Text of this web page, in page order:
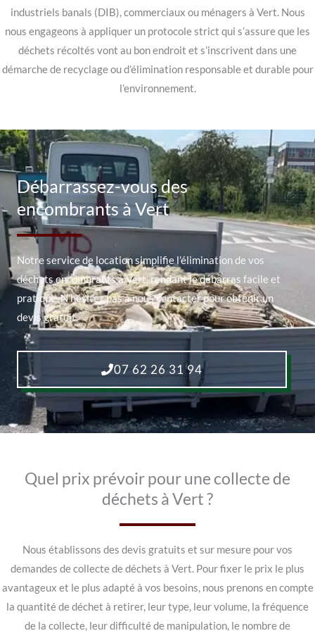
industriels banals (DIB), commerciaux ou ménagers à Vert. Nous
nous engageons à appliquer un protocole strict qui s’assure que les
déchets récoltés vont au bon endroit et s’inscrivent dans une
démarche de recyclage ou d’élimination responsable et durable pour
l’environnement.
Débarrassez-vous des
encombrants à Vert
Notre service de location simplifie l’élimination de vos
déchets encombrants à Vert, rendant le débarras facile et
pratique. N’hésitez pas à nous contacter pour obtenir un
devis gratuit.
07 62 26 31 94
Quel prix prévoir pour une collecte de
déchets à Vert ?
Nous établissons des devis gratuits et sur mesure pour vos
demandes de collecte de déchets à Vert. Pour fixer le prix le plus
avantageux et le plus adapté à vos besoins, nous prenons en compte
la quantité de déchet à retirer, leur type, leur volume, la fréquence
de la collecte, leur difficulté de manipulation, le nombre de